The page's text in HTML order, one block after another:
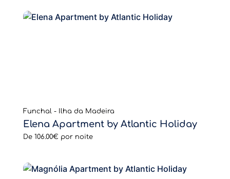
Funchal - Ilha da Madeira
Elena Apartment by Atlantic Holiday
De 106.00€ por noite